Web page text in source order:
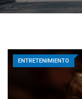
ENTRETENIMIENTO